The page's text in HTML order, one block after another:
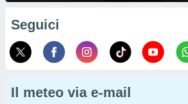
Seguici
Il meteo via e-mail